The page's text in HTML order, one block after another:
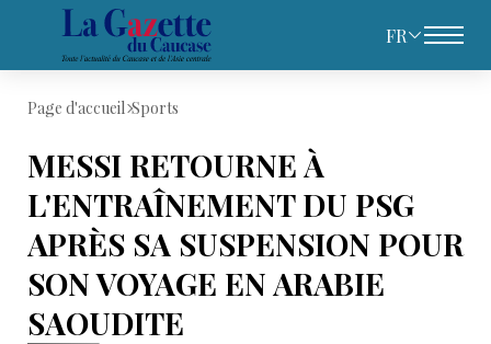
FR
Page d'accueil Sports
MESSI RETOURNE À
L'ENTRAÎNEMENT DU PSG
APRÈS SA SUSPENSION POUR
SON VOYAGE EN ARABIE
SAOUDITE